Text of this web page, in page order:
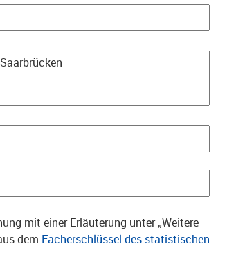
mit einer Erläuterung unter „Weitere
dem Fächerschlüssel des statistischen